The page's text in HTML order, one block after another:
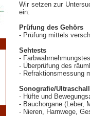
Wir setzen zur
ein:
Prüfung des Gehörs
- Prüfung mittels
Sehtests
-
- Überprüfung des
- Refraktionsmessung
Sonografie/
- Hüfte und
- Bauchorgane (Leber,
- Nieren, Harnwege,